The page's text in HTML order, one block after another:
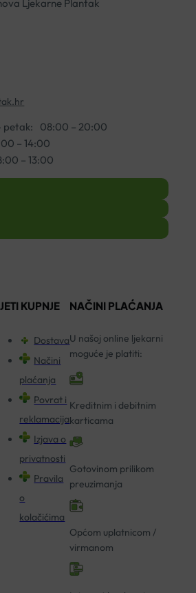
Ljekarne Plantak
petak:
08:00 – 20:00
– 14:00
– 13:00
KUPNJE
Dostava
Načini
plaćanja
Povrat i
reklamacija
Izjava o
privatnosti
Pravila
o
kolačićima
NAČINI PLAĆANJA
U našoj online ljekarni
moguće je platiti:
Kreditnim i debitnim
karticama
Gotovinom prilikom
preuzimanja
Općom uplatnicom /
virmanom